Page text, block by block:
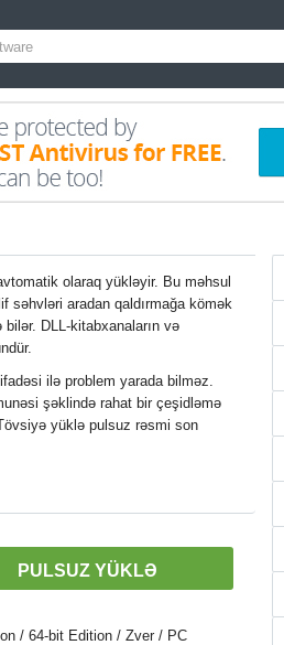
olaraq yükləyir. Bu məhsul
səhvləri aradan qaldırmağa kömək
DLL-kitabxanaların və
ilə problem yarada bilməz.
şəklində rahat bir çeşidləmə
yüklə pulsuz rəsmi son
PULSUZ YÜKLƏ
/ 64-bit Edition / Zver / PC